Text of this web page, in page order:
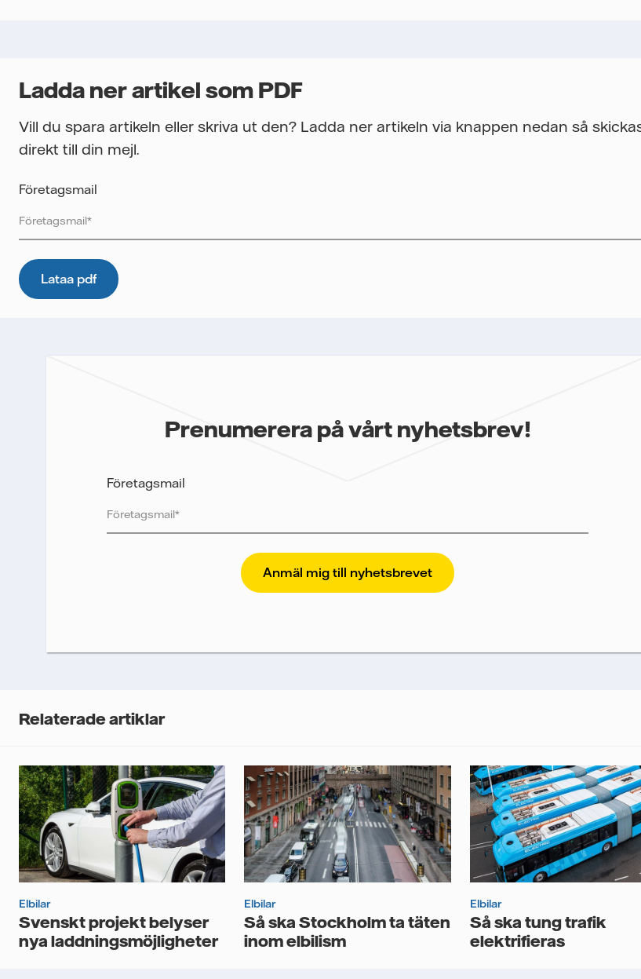
Ladda ner artikel som PDF
Vill du spara artikeln eller skriva ut den? Ladda ner artikeln via knappen nedan så
direkt till din mejl.
Företagsmail
Vattenfall skyddar och respekterar din integritet. För att Vattenfalls storföretagsförsäljning ska kunna skicka det
innehållet till dig, samt för att i framtiden kunna skicka ytterligare information som kan vara relevant för dig, behöver vi
uppgifter. E-postmeddelanden spåras för att mäta utskickens prestanda som öppnings- och klickfrekvens. Dina
Prenumerera på vårt nyhetsbrev!
Företagsmail
Vattenfall skyddar och respekterar din integritet. För att Vattenfalls storföretagsförsäljning
ska kunna skicka nyhetsbrevet till dig, behöver vi dina uppgifter. Vi spårar e-
postmeddelanden för att mäta och analysera deras prestanda, inklusive öppningsfrekvens
mig nyhetsbrevet.*
Relaterade artiklar
Elbilar
Svenskt projekt belyser
nya laddningsmöjligheter
Elbilar
Så ska Stockholm ta täten
inom elbilism
Elbilar
Så ska tung trafik
elektrifieras